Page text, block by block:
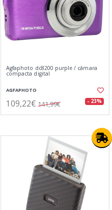
Agfaphoto dc8200 purple / cámara
compacta digital
AGFAPHOTO
109,22€ 141,99€ - 23%